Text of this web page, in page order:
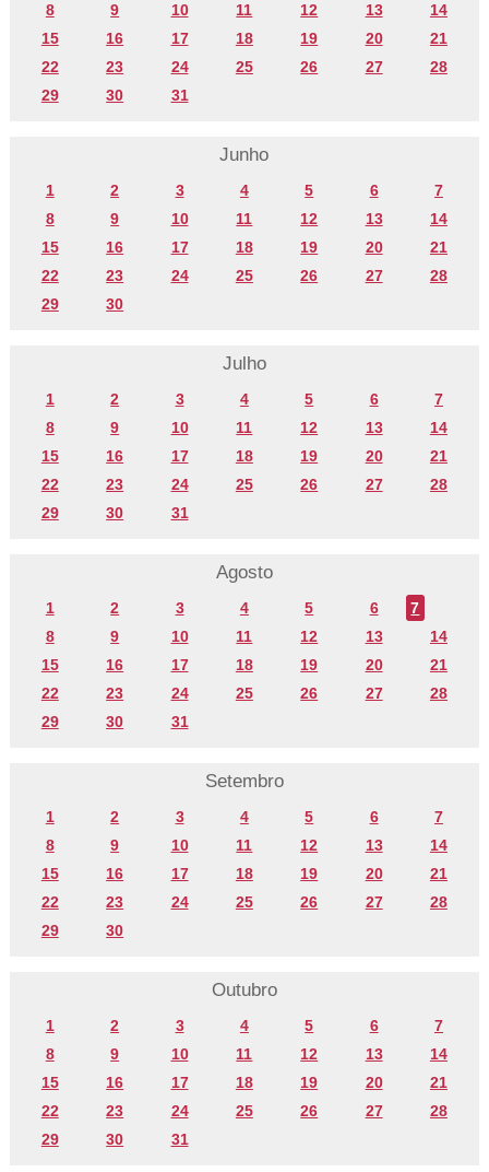
8
9 10 11 12 13
14
15
16 17 18 19 20
21
22
23 24 25 26 27
28
29
30 31
Junho
1 2 3 4 5 6
7
8
9 10 11 12 13
14
15
16 17 18 19 20
21
22
23 24 25 26 27
28
29
30
Julho
1 2 3 4 5 6
7
8
9 10 11 12 13
14
15
16 17 18 19 20
21
22
23 24 25 26 27
28
29
30 31
Agosto
1 2 3 4 5 6
7
8
9 10 11 12 13
14
15
16 17 18 19 20
21
22
23 24 25 26 27
28
29
30 31
Setembro
1 2 3 4 5 6
7
8
9 10 11 12 13
14
15
16 17 18 19 20
21
22
23 24 25 26 27
28
29
30
Outubro
1 2 3 4 5 6
7
8
9 10 11 12 13
14
15
16 17 18 19 20
21
22
23 24 25 26 27
28
29
30 31